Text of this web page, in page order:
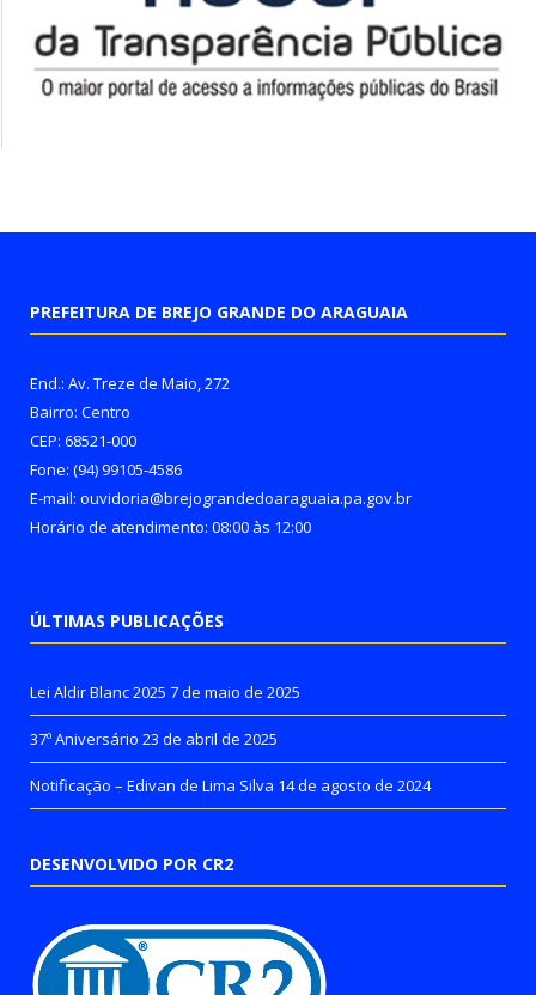
PREFEITURA DE BREJO GRANDE DO ARAGUAIA
End.: Av. Treze de Maio, 272
Bairro: Centro
CEP: 68521-000
Fone: (94) 99105-4586
E-mail: ouvidoria@brejograndedoaraguaia.pa.gov.br
Horário de atendimento: 08:00 às 12:00
ÚLTIMAS PUBLICAÇÕES
Lei Aldir Blanc 2025 7 de maio de 2025
37º Aniversário 23 de abril de 2025
Notificação – Edivan de Lima Silva 14 de agosto de 2024
DESENVOLVIDO POR CR2